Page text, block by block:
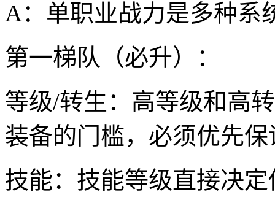
A：单职业战力是多种系
第一梯队（必升）：
等级/转生：高等级和高
装备的门槛，必须优先保
技能：技能等级直接决